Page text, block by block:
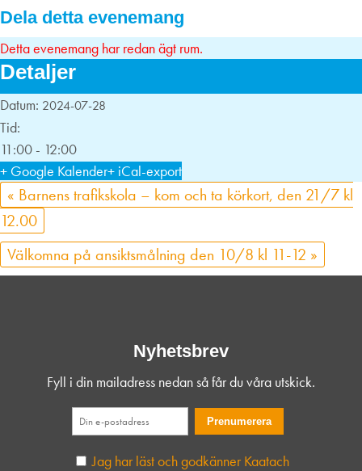
Dela detta evenemang
Detta evenemang har redan ägt rum.
Detaljer
Datum: 2024-07-28
Tid:
11:00 - 12:00
+ Google Kalender+ iCal-export
« Barnens trafikskola – kom och ta körkort, den 21/7 kl
12.00
Välkomna på ansiktsmålning den 10/8 kl 11-12 »
Nyhetsbrev
Fyll i din mailadress nedan så får du våra utskick.
Jag har läst och godkänner Kaatach